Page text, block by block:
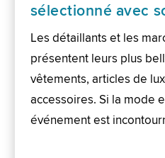
sélectionné avec
Les détaillants et les
présentent leurs plus
vêtements, articles de
accessoires. Si la mode
événement est